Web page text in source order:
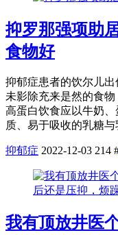
抑罗那强项助
食物好
抑郁症患者的饮尔儿
未影除充来是然的食物
高蛋白饮食应以牛奶
质、易于吸收的乳糖
抑郁症 2022-12-03 214
我有顶放井医